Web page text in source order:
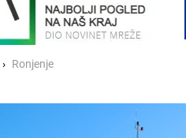
Ronjenje